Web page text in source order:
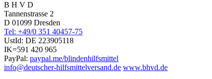
B H V D
Tannenstrasse 2
D 01099 Dresden
Tel: +49/0 351 40457-75
UstId: DE 223905118
IK=591 420 965
PayPal: paypal.me/blindenhilfsmittel
info@deutscher-hilfsmittelversand.de www.bhvd.de